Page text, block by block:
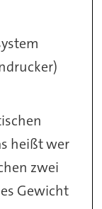
heißt wer
zwei
Gewicht